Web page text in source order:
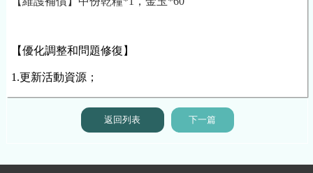
【優化調整和問題修復】
1.更新活動資源；
返回列表 下一篇